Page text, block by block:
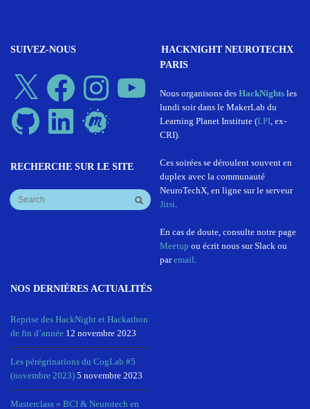
SUIVEZ-NOUS
X Facebook Instagram
GitHub LinkedIn Meetup
RECHERCHE SUR LE SITE
HACKNIGHT NEUROTECHX
PARIS
Nous organisons des HackNightsles
lundi soir dans le MakerLab du
Learning Planet Institute (LPI, ex-
CRI).
Ces soirées se déroulent souvent en
duplex avec la communauté
NeuroTechX, en ligne sur le serveur
Jitsi.
En cas de doute, consulte notre page
Meetup ou écrit nous sur Slack ou
paremail.
NOS DERNIÈRES ACTUALITÉS
Reprise des HackNight et Hackathon
de fin d’année 12 novembre 2023
Les pérégrinations du CogLab #5
(novembre 2023) 5 novembre 2023
Masterclass « BCI & Neurotech en